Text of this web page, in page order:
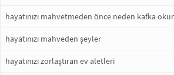
hayatınızı mahvetmeden önce neden kafka
hayatınızı mahveden şeyler
hayatınızı zorlaştıran ev aletleri